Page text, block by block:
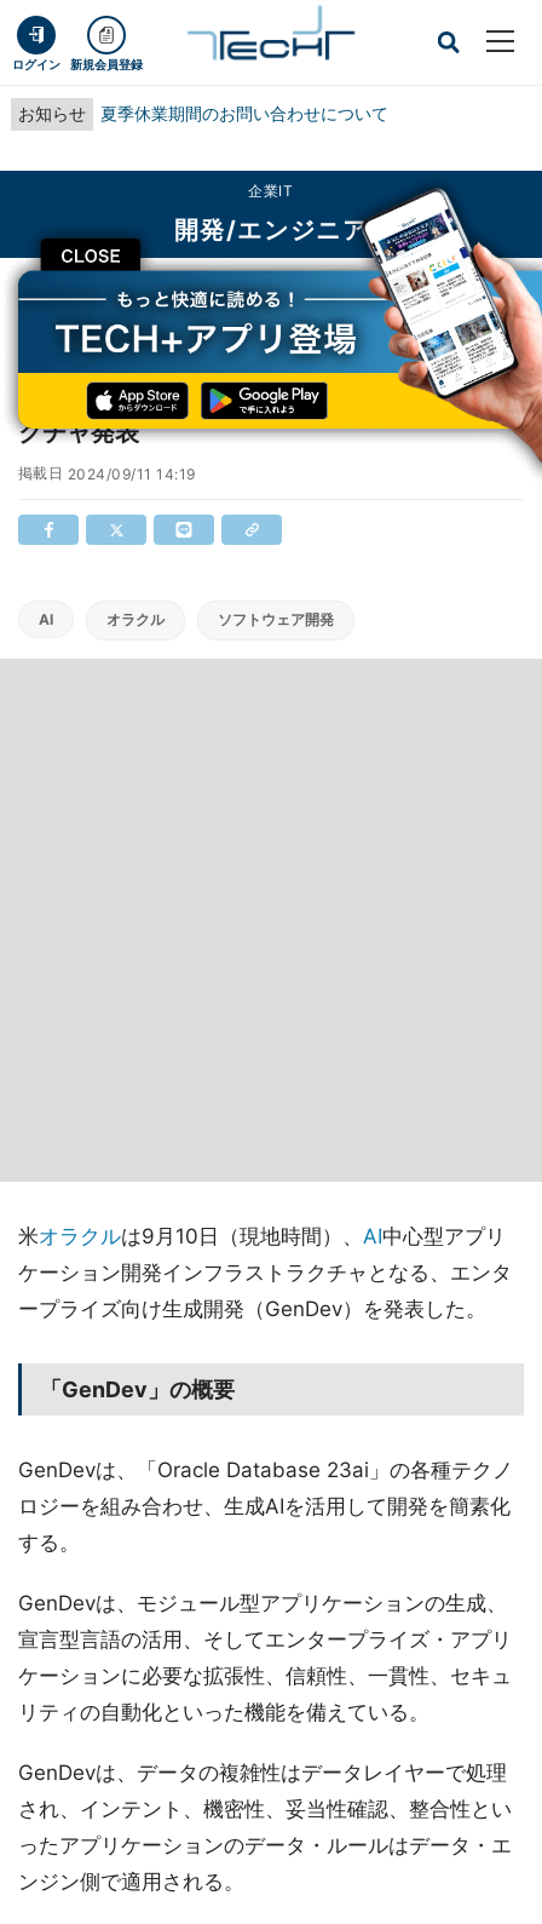
ログイン 新規会員登録
お知らせ 夏季休業期間のお問い合わせについて
CLOSE
企業IT
開発/エンジニア
TECH+ 企業IT
開発/エンジニア
オラクル、AI中心型生成開発インフラストラクチャ発表
オラクル、AI中心型生成開発インフラストラ
クチャ発表
掲載日 2024/09/11 14:19
AI オラクル ソフトウェア開発
米オラクルは9月10日（現地時間）、 AI中心型アプリ
ケーション開発インフラストラクチャとなる、エンタ
ープライズ向け生成開発（GenDev）を発表した。
「GenDev」の概要
GenDevは、「Oracle Database 23ai」の各種テクノ
ロジーを組み合わせ、生成AIを活用して開発を簡素化
する。
GenDevは、モジュール型アプリケーションの生成、
宣言型言語の活用、そしてエンタープライズ・アプリ
ケーションに必要な拡張性、信頼性、一貫性、セキュ
リティの自動化といった機能を備えている。
GenDevは、データの複雑性はデータレイヤーで処理
され、インテント、機密性、妥当性確認、整合性とい
ったアプリケーションのデータ・ルールはデータ・エ
ンジン側で適用される。